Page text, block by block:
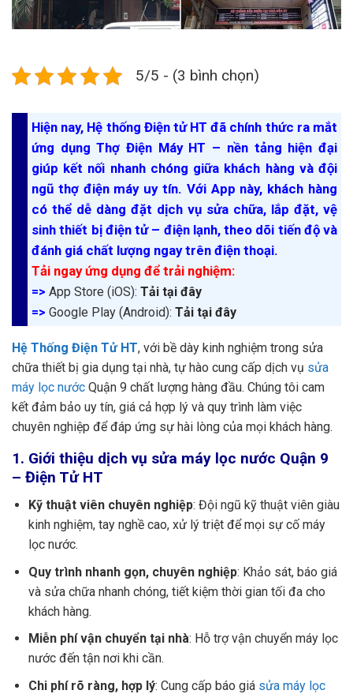
5/5 - (3 bình chọn)
Hiện nay, Hệ thống Điện tử HT đã chính thức ra mắt
ứng dụng Thợ Điện Máy HT – nền tảng hiện đại
giúp kết nối nhanh chóng giữa khách hàng và đội
ngũ thợ điện máy uy tín. Với App này, khách hàng
có thể dễ dàng đặt dịch vụ sửa chữa, lắp đặt, vệ
sinh thiết bị điện tử – điện lạnh, theo dõi tiến độ và
đánh giá chất lượng ngay trên điện thoại.
Tải ngay ứng dụng để trải nghiệm:
=> App Store (iOS): Tải tại đây
=> Google Play (Android): Tải tại đây
Hệ Thống Điện Tử HT, với bề dày kinh nghiệm trong sửa
chữa thiết bị gia dụng tại nhà, tự hào cung cấp dịch vụ sửa
máy lọc nước Quận 9 chất lượng hàng đầu. Chúng tôi cam
kết đảm bảo uy tín, giá cả hợp lý và quy trình làm việc
chuyên nghiệp để đáp ứng sự hài lòng của mọi khách hàng.
1. Giới thiệu dịch vụ sửa máy lọc nước Quận 9
– Điện Tử HT
Kỹ thuật viên chuyên nghiệp: Đội ngũ kỹ thuật viên giàu
kinh nghiệm, tay nghề cao, xử lý triệt để mọi sự cố máy
lọc nước.
Quy trình nhanh gọn, chuyên nghiệp: Khảo sát, báo giá
và sửa chữa nhanh chóng, tiết kiệm thời gian tối đa cho
khách hàng.
Miễn phí vận chuyển tại nhà: Hỗ trợ vận chuyển máy lọc
nước đến tận nơi khi cần.
Chi phí rõ ràng, hợp lý: Cung cấp báo giá sửa máy lọc